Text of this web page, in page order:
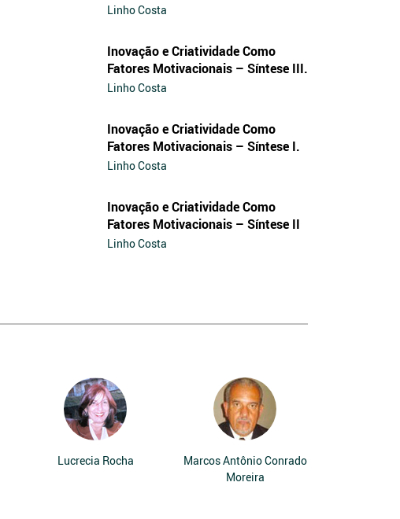
Linho Costa
Inovação e Criatividade Como
Fatores Motivacionais – Síntese III.
Linho Costa
Inovação e Criatividade Como
Fatores Motivacionais – Síntese I.
Linho Costa
Inovação e Criatividade Como
Fatores Motivacionais – Síntese II
Linho Costa
Lucrecia Rocha
Marcos Antônio Conrado
Moreira